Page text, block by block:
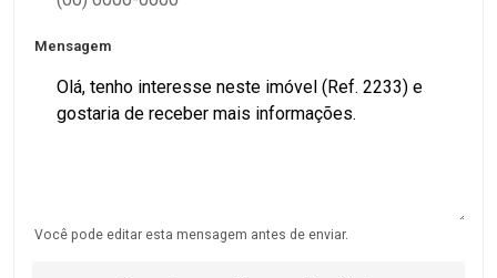
Mensagem
Você pode editar esta mensagem antes de enviar.